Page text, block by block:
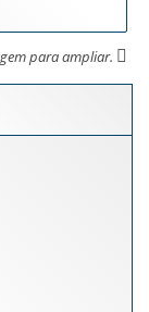
para ampliar.